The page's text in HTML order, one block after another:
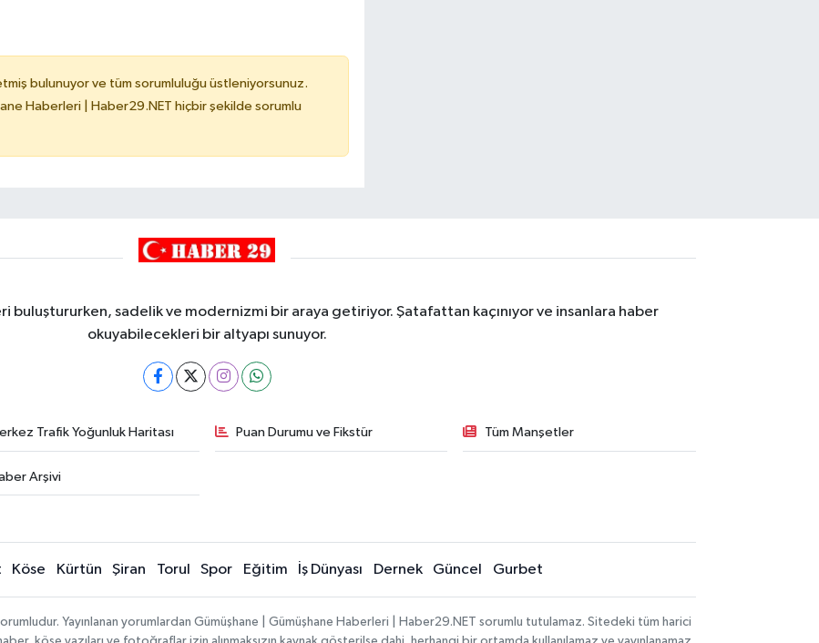
bulunuyor ve tüm sorumluluğu üstleniyorsunuz.
Haberleri | Haber29.NET hiçbir şekilde sorumlu
buluştururken, sadelik ve modernizmi bir araya getiriyor. Şatafattan kaçınıyor ve insanlara haber
okuyabilecekleri bir altyapı sunuyor.
Trafik Yoğunluk Haritası Puan Durumu ve Fikstür Tüm Manşetler
Arşivi
Köse Kürtün Şiran Torul Spor Eğitim İş Dünyası Dernek Güncel Gurbet
Yayınlanan yorumlardan Gümüşhane | Gümüşhane Haberleri | Haber29.NET sorumlu tutulamaz. Sitedeki tüm harici